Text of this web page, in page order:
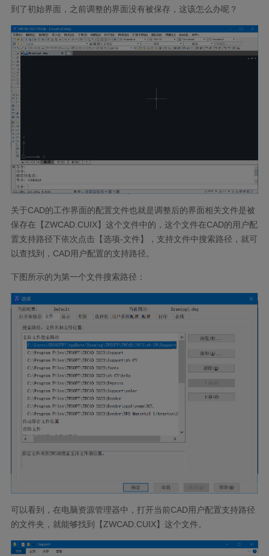
到了初始界面，之前调整的界面没有被保存，这该怎么办呢？
关于CAD的工作界面的配置文件也就是调整后的界面相关文件是被
保存在【ZWCAD.CUIX】这个文件中的，这个文件在CAD的用户配
置支持路径下依次点击【选项-文件】，支持文件中搜索路径，就可
以查找到，CAD用户配置的支持路径。
下图所示的为第一个文件搜索路径：
可以看到，在电脑资源管理器中，打开当前CAD用户配置支持路径
的文件夹，就能够找到【ZWCAD.CUIX】这个文件。